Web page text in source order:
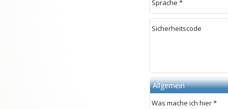
Sprache *
Sicherheitscode
Allgemein
Was mache ich hier *